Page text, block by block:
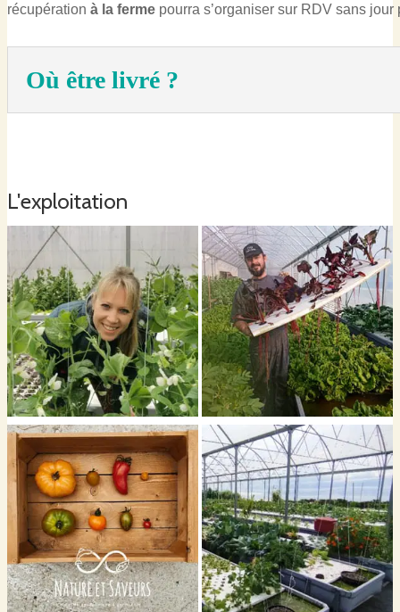
récupération à la ferme pourra s’organiser sur RDV sans jour
Où être livré ?
L'exploitation